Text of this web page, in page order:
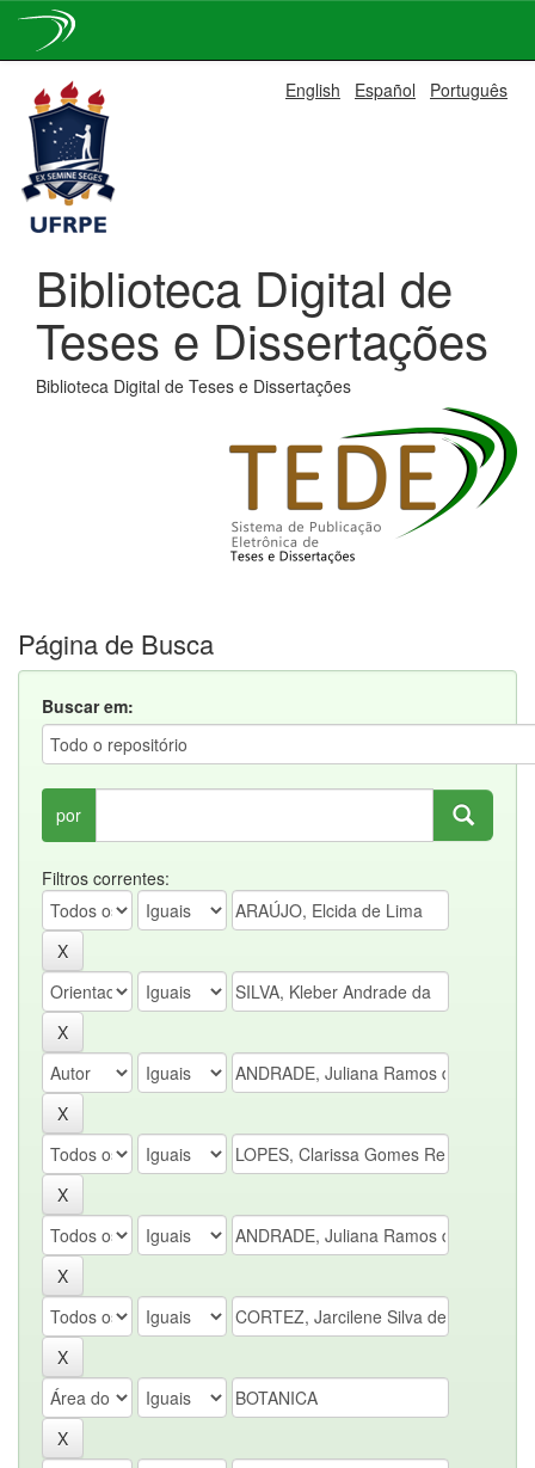
navigation
English Español Português
Biblioteca Digital de
Teses e Dissertações
Biblioteca Digital de Teses e Dissertações
Página de Busca
Buscar em:
por
Filtros correntes: